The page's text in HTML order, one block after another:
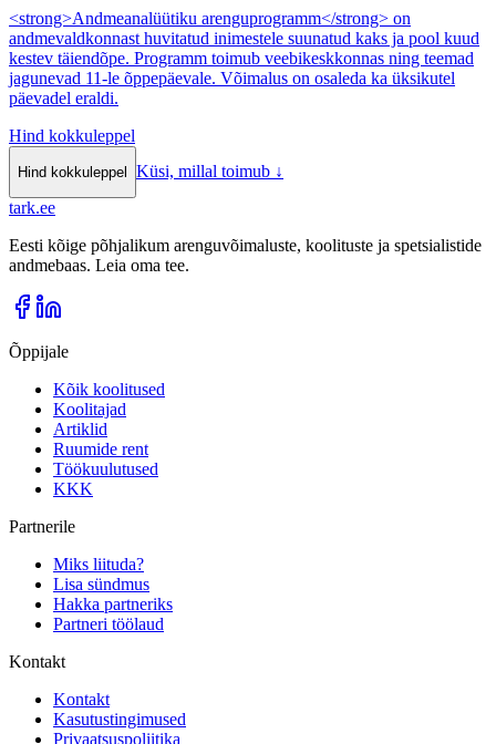
<strong>Andmeanalüütiku arenguprogramm</strong> on
andmevaldkonnast huvitatud inimestele suunatud kaks ja pool kuud
kestev täiendõpe. Programm toimub veebikeskkonnas ning teemad
jagunevad 11-le õppepäevale. Võimalus on osaleda ka üksikutel
päevadel eraldi.
Hind kokkuleppel
Hind kokkuleppel Küsi, millal toimub ↓
tark.ee
Eesti kõige põhjalikum arenguvõimaluste, koolituste ja spetsialistide
andmebaas. Leia oma tee.
Õppijale
Kõik koolitused
Koolitajad
Artiklid
Ruumide rent
Töökuulutused
KKK
Partnerile
Miks liituda?
Lisa sündmus
Hakka partneriks
Partneri töölaud
Kontakt
Kontakt
Kasutustingimused
Privaatsuspoliitika